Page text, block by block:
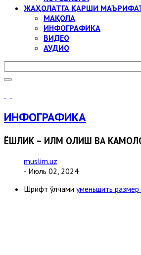
ЖАҲОЛАТГА ҚАРШИ
МАҚОЛА
ИНФОГРАФИКА
ВИДЕО
АУДИО
ИНФОГРАФИКА
ЁШЛИК – ИЛМ ОЛИШ ВА
muslim.uz
- Июль 02, 2024
Шрифт ўлчами уменьшить